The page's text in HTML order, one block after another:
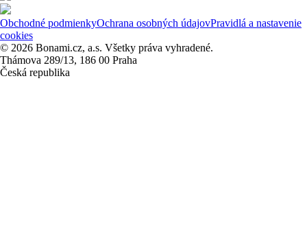
Obchodné podmienkyOchrana osobných údajovPravidlá a nastavenie
cookies
© 2026 Bonami.cz, a.s. Všetky práva vyhradené.
Thámova 289/13, 186 00 Praha
Česká republika